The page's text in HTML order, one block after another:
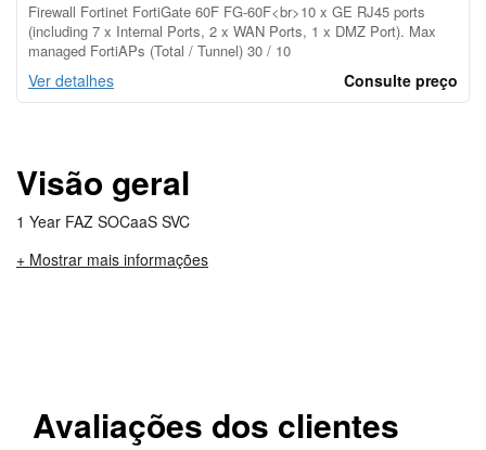
Firewall Fortinet FortiGate 60F FG-60F<br>10 x GE RJ45 ports
(including 7 x Internal Ports, 2 x WAN Ports, 1 x DMZ Port). Max
managed FortiAPs (Total / Tunnel) 30 / 10
Ver detalhes Consulte preço
Visão geral
1 Year FAZ SOCaaS SVC
+ Mostrar mais informações
Avaliações dos clientes